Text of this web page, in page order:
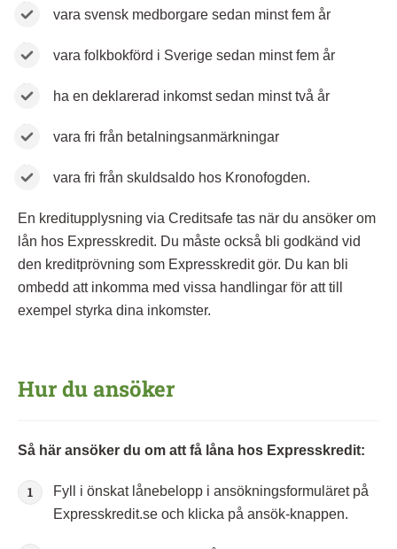
vara svensk medborgare sedan minst fem år
vara folkbokförd i Sverige sedan minst fem år
ha en deklarerad inkomst sedan minst två år
vara fri från betalningsanmärkningar
vara fri från skuldsaldo hos Kronofogden.
En kreditupplysning via Creditsafe tas när du ansöker om
lån hos Expresskredit. Du måste också bli godkänd vid
den kreditprövning som Expresskredit gör. Du kan bli
ombedd att inkomma med vissa handlingar för att till
exempel styrka dina inkomster.
Hur du ansöker
Så här ansöker du om att få låna hos Expresskredit:
Fyll i önskat lånebelopp i ansökningsformuläret på
Expresskredit.se och klicka på ansök-knappen.